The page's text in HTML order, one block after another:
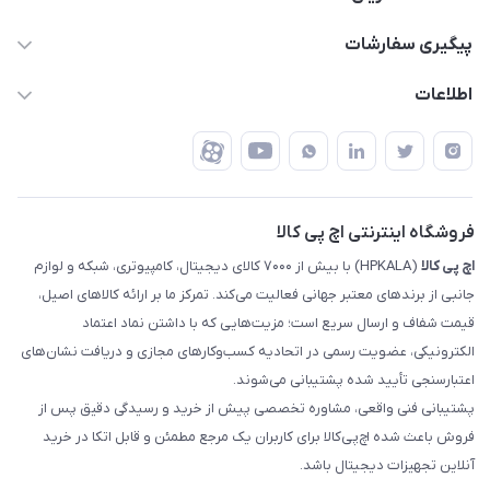
تهران - طبقه سوم تجاری - پلاک 11014
قوانین و مقررات
ضمانت اصالت کالا
پیگیری سفارشات
رهگیری مرسولات پست
رهگیری مرسولات چاپار
رهگیری مرسولات ماهکس
اطلاعات
درباره ما
تماس با ما
فروشگاه اینترنتی اچ پی کالا
اچ‌ پی‌ کالا
(HPKALA) با بیش از ۷۰۰۰ کالای دیجیتال، کامپیوتری، شبکه و لوازم
جانبی از برندهای معتبر جهانی فعالیت می‌کند. تمرکز ما بر ارائه کالاهای اصیل،
قیمت شفاف و ارسال سریع است؛ مزیت‌هایی که با داشتن نماد اعتماد
الکترونیکی، عضویت رسمی در اتحادیه کسب‌وکارهای مجازی و دریافت نشان‌های
اعتبارسنجی تأیید شده پشتیبانی می‌شوند.
پشتیبانی فنی واقعی، مشاوره تخصصی پیش از خرید و رسیدگی دقیق پس از
فروش باعث شده اچ‌پی‌کالا برای کاربران یک مرجع مطمئن و قابل اتکا در خرید
آنلاین تجهیزات دیجیتال باشد.